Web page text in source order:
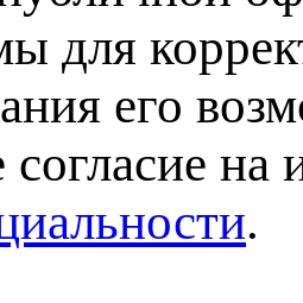
для
его
согласие
.